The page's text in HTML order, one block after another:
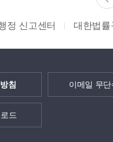
정 신고센터 대한법
침 이메일 무
드